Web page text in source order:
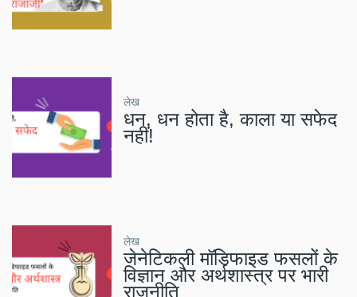
लेख
धन, धन होता है, काला या सफेद
नहीं!
लेख
जेनेटिकली मॉडिफाइड फसलों के
विज्ञान और अर्थशास्त्र पर भारी
राजनीति